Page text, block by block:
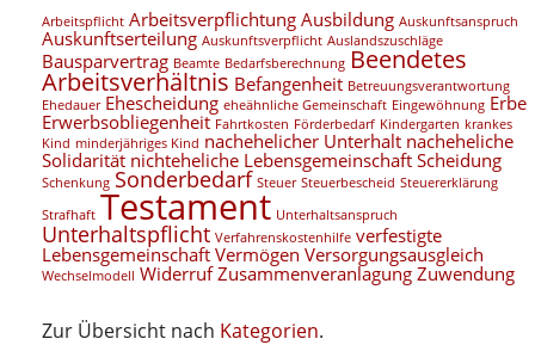
Arbeitspflicht Arbeitsverpflichtung Ausbildung Auskunftsanspruch
Auskunftserteilung Auskunftsverpflicht Auslandszuschläge
Bausparvertrag Beamte Bedarfsberechnung Beendetes
Arbeitsverhältnis Befangenheit Betreuungsverantwortung
Ehedauer Ehescheidung eheähnliche Gemeinschaft Eingewöhnung Erbe
Erwerbsobliegenheit Fahrtkosten Förderbedarf Kindergarten krankes
Kind minderjähriges Kind nachehelicher Unterhalt nacheheliche
Solidarität nichteheliche Lebensgemeinschaft Scheidung
Schenkung Sonderbedarf Steuer Steuerbescheid Steuererklärung
Strafhaft Testament Unterhaltsanspruch
Unterhaltspflicht Verfahrenskostenhilfe verfestigte
Lebensgemeinschaft Vermögen Versorgungsausgleich
Wechselmodell Widerruf Zusammenveranlagung Zuwendung
Zur Übersicht nach Kategorien.